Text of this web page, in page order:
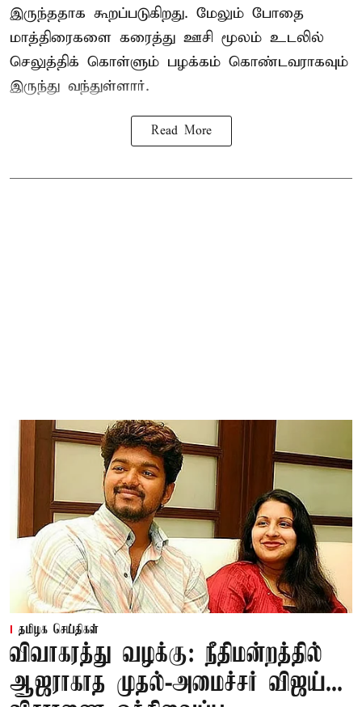
இருந்ததாக கூறப்படுகிறது. மேலும் போதை
மாத்திரைகளை கரைத்து ஊசி மூலம் உடலில்
செலுத்திக் கொள்ளும் பழக்கம் கொண்டவராகவும்
இருந்து வந்துள்ளார்.
Read More
தமிழக செய்திகள்
விவாகரத்து வழக்கு: நீதிமன்றத்தில்
ஆஜராகாத முதல்-அமைச்சர் விஜய்...